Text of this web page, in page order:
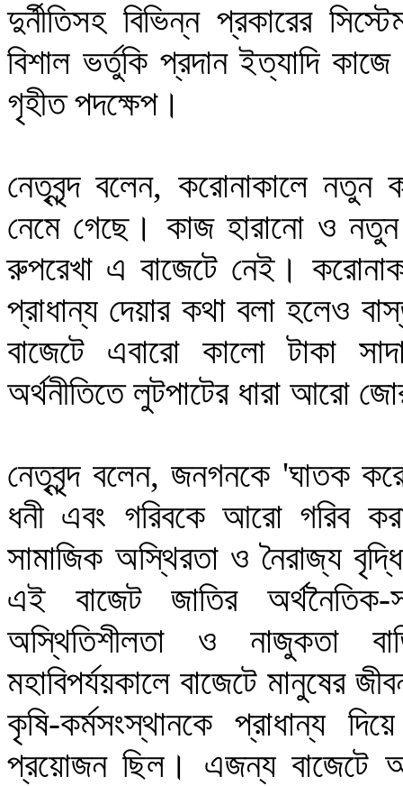
দুর্নীতিসহ বিভিন্ন প্রকারের
বিশাল ভর্তুকি প্রদান ইত্যাদি
গৃহীত পদক্ষেপ।
নেতৃবৃন্দ বলেন, করোনাকালে নতুন
নেমে গেছে। কাজ হারানো ও নতুন
রুপরেখা এ বাজেটে নেই।
প্রাধান্য দেয়ার কথা বলা হলেও
বাজেটে এবারো কালো টাকা
অর্থনীতিতে লুটপাটের ধারা আরো
নেতৃবৃন্দ বলেন, জনগনকে 'ঘাতক
ধনী এবং গরিবকে আরো গরিব
সামাজিক অস্থিরতা ও নৈরাজ্য
এই বাজেট জাতির অর্থনৈতিক-
অস্থিতিশীলতা ও নাজুকতা
মহাবিপর্যয়কালে বাজেটে মানুষের
কৃষি-কর্মসংস্থানকে প্রাধান্য
প্রয়োজন ছিল। এজন্য বাজেটে